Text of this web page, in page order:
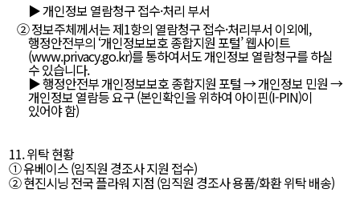
▶ 개인정보 열람청구 접수·처리 부서
② 정보주체께서는 제1항의 열람청구 접수·처리부서 이외에,
행정안전부의 ‘개인정보보호 종합지원 포털’ 웹사이트
(www.privacy.go.kr)를통하여서도 개인정보 열람청구를 하실
수 있습니다.
▶ 행정안전부 개인정보보호 종합지원 포털 → 개인정보 민원 →
개인정보 열람등 요구 (본인확인을 위하여 아이핀(I-PIN)이
있어야 함)
11. 위탁 현황
① 유베이스 (임직원 경조사 지원 접수)
② 현진시닝 전국 플라워 지점 (임직원 경조사 용품/화환 위탁 배송)